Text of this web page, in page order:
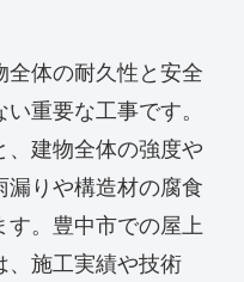
全体の耐久性と安全
重要な工事です。
、建物全体の強度や
漏りや構造材の腐食
す。豊中市での屋上
、施工実績や技術